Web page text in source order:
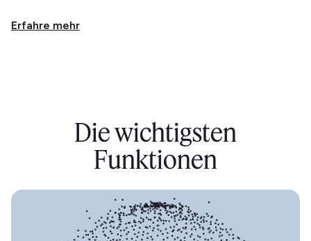
Erfahre mehr
Die wichtigsten
Funktionen